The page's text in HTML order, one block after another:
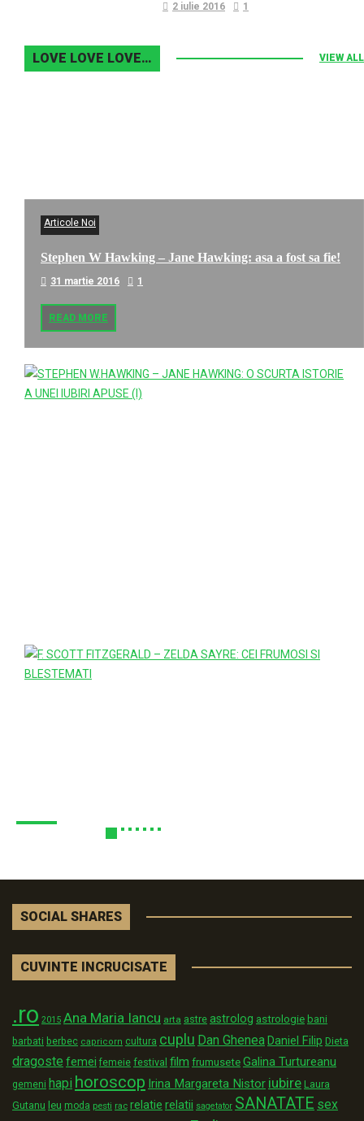
2 iulie 2016 1
LOVE LOVE LOVE… VIEW ALL
Articole Noi
Stephen W Hawking – Jane Hawking: asa a fost sa fie!
31 martie 2016 1
READ MORE
SOCIAL SHARES
CUVINTE INCRUCISATE
.ro 2015 Ana Maria Iancu arta astre astrolog astrologie bani
barbati berbec capricorn cultura cuplu Dan GheneaDaniel Filip Dieta
dragoste femei femeie festival film frumusete Galina Turtureanu
gemeni hapi horoscop Irina Margareta Nistor iubire Laura
Gutanu leu moda pesti rac relatie relatii sagetator SANATATE sex